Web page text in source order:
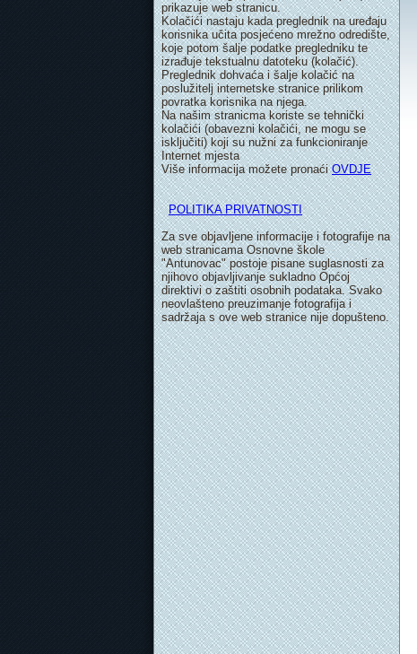
prikazuje web stranicu.
Kolačići nastaju kada preglednik na uređaju
korisnika učita posjećeno mrežno odredište,
koje potom šalje podatke pregledniku te
izrađuje tekstualnu datoteku (kolačić).
Preglednik dohvaća i šalje kolačić na
poslužitelj internetske stranice prilikom
povratka korisnika na njega.
Na našim stranicma koriste se tehnički
kolačići (obavezni kolačići, ne mogu se
isključiti) koji su nužni za funkcioniranje
Internet mjesta
Više informacija možete pronaćiOVDJE
POLITIKA PRIVATNOSTI
Za sve objavljene informacije i fotografije na
web stranicama Osnovne škole
"Antunovac" postoje pisane suglasnosti za
njihovo objavljivanje sukladno Općoj
direktivi o zaštiti osobnih podataka. Svako
neovlašteno preuzimanje fotografija i
sadržaja s ove web stranice nije dopušteno.